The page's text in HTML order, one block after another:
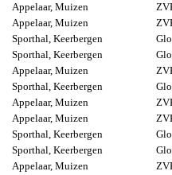
Appelaar, Muizen
Appelaar, Muizen
Sporthal, Keerbergen
Sporthal, Keerbergen
Appelaar, Muizen
Sporthal, Keerbergen
Appelaar, Muizen
Appelaar, Muizen
Sporthal, Keerbergen
Sporthal, Keerbergen
Appelaar, Muizen